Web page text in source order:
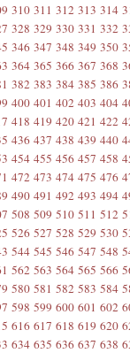
310 311 312 313 314
328 329 330 331 332
346 347 348 349 350
364 365 366 367 368
382 383 384 385 386
400 401 402 403 404
418 419 420 421 422
436 437 438 439 440
454 455 456 457 458
472 473 474 475 476
490 491 492 493 494
508 509 510 511 512
526 527 528 529 530
544 545 546 547 548
562 563 564 565 566
580 581 582 583 584
598 599 600 601 602
616 617 618 619 620
634 635 636 637 638